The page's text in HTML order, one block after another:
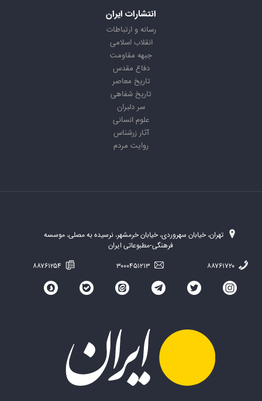
انتشارات ایران
رسانه و ارتباطات
انقلاب اسلامی
جبهه مقاومت
دفاع مقدس
تاریخ معاصر
تاریخ شفاهی
سر دلبران
علوم انسانی
آثار زرشناس
روایت مردم
تهران، خیابان سهروردی، خیابان خرمشهر، نرسیده به مصلی، موسسه
فرهنگی-مطبوعاتی ایران